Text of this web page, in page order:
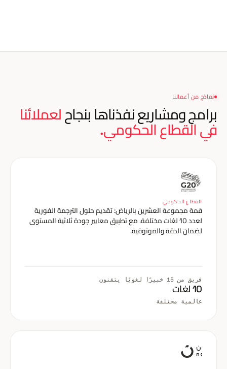
نماذج من أعمالنا
برامج ومشاريع نفذناها بنجاحلعملائنا
في القطاع الحكومي.
القطاع الحكومي
قمة مجموعة العشرين بالرياض: تقديم حلول الترجمة الفورية
لعدد 10 لغات مختلفة، مع تطبيق معايير جودة ثلاثية المستوى
لضمان الدقة والموثوقية.
فريق من 15 خبيرًا لغويًا يتقنون
10 لغات
عالمية مختلفة